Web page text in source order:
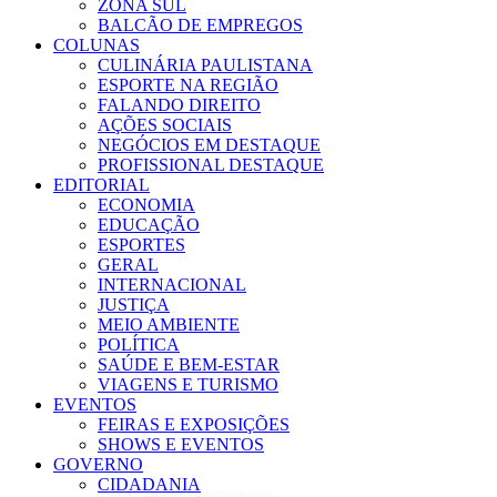
ZONA SUL
BALCÃO DE EMPREGOS
COLUNAS
CULINÁRIA PAULISTANA
ESPORTE NA REGIÃO
FALANDO DIREITO
AÇÕES SOCIAIS
NEGÓCIOS EM DESTAQUE
PROFISSIONAL DESTAQUE
EDITORIAL
ECONOMIA
EDUCAÇÃO
ESPORTES
GERAL
INTERNACIONAL
JUSTIÇA
MEIO AMBIENTE
POLÍTICA
SAÚDE E BEM-ESTAR
VIAGENS E TURISMO
EVENTOS
FEIRAS E EXPOSIÇÕES
SHOWS E EVENTOS
GOVERNO
CIDADANIA